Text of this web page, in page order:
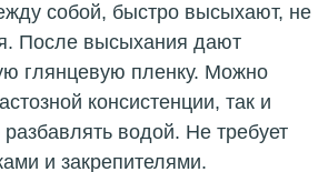
собой, быстро высыхают, не
После высыхания дают
глянцевую пленку. Можно
консистенции, так и
водой. Не требует
и закрепителями.